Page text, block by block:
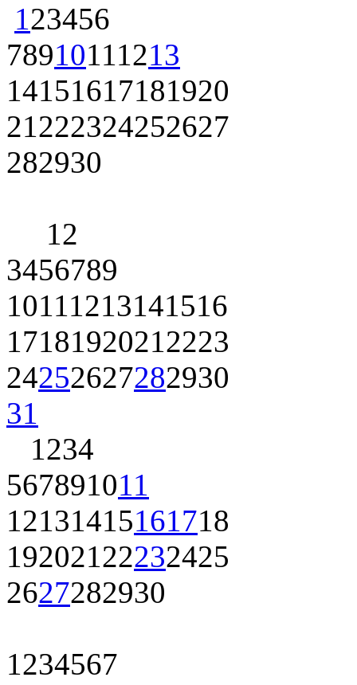
123456
78910111213
14151617181920
21222324252627
282930
12
3456789
10111213141516
17181920212223
24252627282930
31
1234
567891011
12131415161718
19202122232425
2627282930
1234567